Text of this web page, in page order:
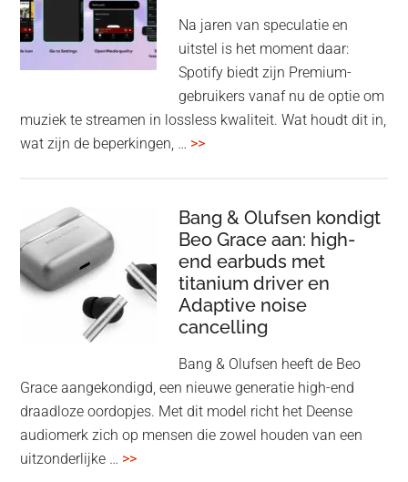
Na jaren van speculatie en
uitstel is het moment daar:
Spotify biedt zijn Premium-
gebruikers vanaf nu de optie om
muziek te streamen in lossless kwaliteit. Wat houdt dit in,
wat zijn de beperkingen, … >>overSpotify
nu
ook
in
‘lossless’
kwaliteit
Bang & Olufsen kondigt
Beo Grace aan: high-
end earbuds met
titanium driver en
Adaptive noise
cancelling
Bang & Olufsen heeft de Beo
Grace aangekondigd, een nieuwe generatie high-end
draadloze oordopjes. Met dit model richt het Deense
audiomerk zich op mensen die zowel houden van een
uitzonderlijke … >>overBang